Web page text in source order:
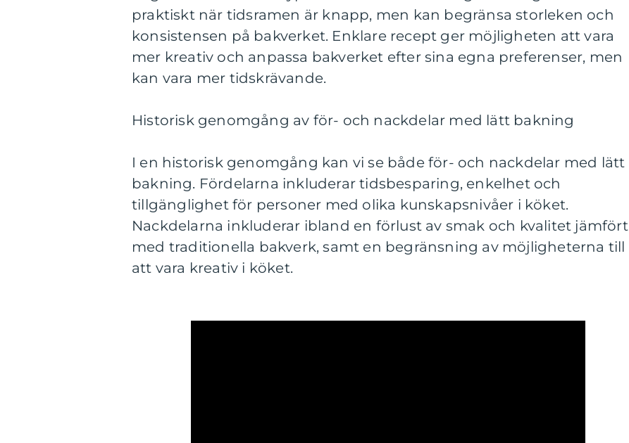
praktiskt när tidsramen är knapp, men kan begränsa storleken och
konsistensen på bakverket. Enklare recept ger möjligheten att vara
mer kreativ och anpassa bakverket efter sina egna preferenser, men
kan vara mer tidskrävande.
Historisk genomgång av för- och nackdelar med lätt bakning
I en historisk genomgång kan vi se både för- och nackdelar med lätt
bakning. Fördelarna inkluderar tidsbesparing, enkelhet och
tillgänglighet för personer med olika kunskapsnivåer i köket.
Nackdelarna inkluderar ibland en förlust av smak och kvalitet jämfört
med traditionella bakverk, samt en begränsning av möjligheterna till
att vara kreativ i köket.